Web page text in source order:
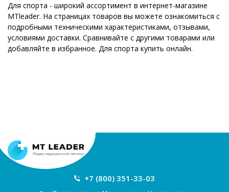
Для спорта - широкий ассортимент в интернет-магазине
MTleader. На страницах товаров вы можете ознакомиться с
подробными техническими характеристиками, отзывами,
условиями доставки. Сравнивайте с другими товарами или
добавляйте в избранное. Для спорта купить онлайн.
+7 (800) 351-33-03